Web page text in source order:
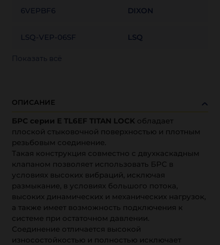
6VEPBF6 DIXON
LSQ-VEP-06SF LSQ
Показать всё
ОПИСАНИЕ
БРС серии E TL6EF TITAN LOCK обладает
плоской стыковочной поверхностью и плотным
резьбовым соединение.
Такая конструкция совместно с двухкаскадным
клапаном позволяет использовать БРС в
условиях высоких вибраций, исключая
размыкание, в условиях большого потока,
высоких динамических и механических нагрузок,
а также имеет возможность подключения к
системе при остаточном давлении.
Соединение отличается высокой
износостойкостью и полностью исключает